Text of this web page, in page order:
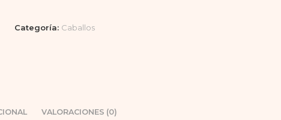
Categoría: Caballos
VALORACIONES (0)